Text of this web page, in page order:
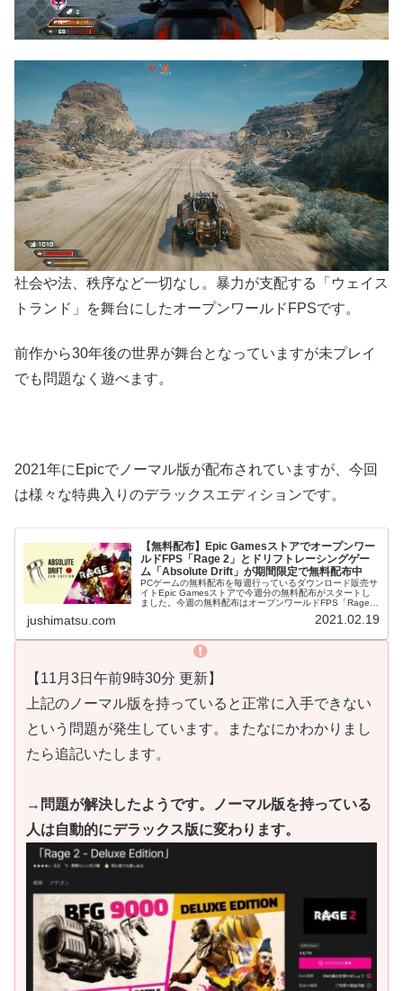
社会や法、秩序など一切なし。暴力が支配する「ウェイス
トランド」を舞台にしたオープンワールドFPSです。
前作から30年後の世界が舞台となっていますが未プレイ
でも問題なく遊べます。
2021年にEpicでノーマル版が配布されていますが、今回
は様々な特典入りのデラックスエディションです。
【無料配布】Epic Gamesストアでオープンワー
ルドFPS「Rage 2」とドリフトレーシングゲー
ム「Absolute Drift」が期間限定で無料配布中
PCゲームの無料配布を毎週行っているダウンロード販売サ
イトEpic Gamesストアで今週分の無料配布がスタートし
ました。今週の無料配布はオープンワールドFPS「Rage
jushimatsu.com 2021.02.19
【11月3日午前9時30分 更新】
上記のノーマル版を持っていると正常に入手できない
という問題が発生しています。またなにかわかりまし
たら追記いたします。
→問題が解決したようです。ノーマル版を持っている
人は自動的にデラックス版に変わります。